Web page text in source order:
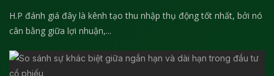
H.P đánh giá đây là kênh tạo thu nhập thụ động tốt nhất, bởi nó
cân bằng giữa lợi nhuận,...